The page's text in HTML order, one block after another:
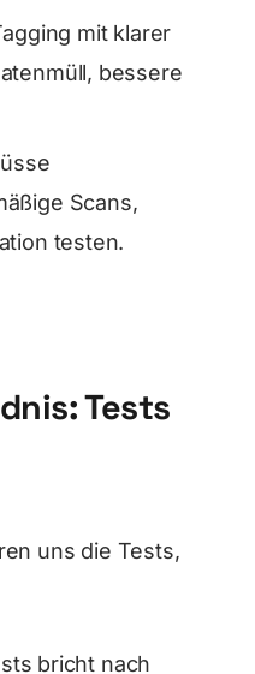
mit klarer
bessere
Scans,
testen.
Tests
uns die Tests,
bricht nach